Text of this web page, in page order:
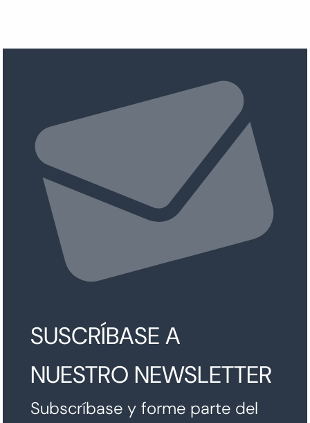
SUSCRÍBASE A
NUESTRO NEWSLETTER
Subscríbase y forme parte del